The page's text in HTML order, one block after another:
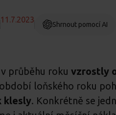
11.7.2023
Shrnout pomocí AI
průběhu roku vzrostly
loňského roku
klesly. Konkrétně se